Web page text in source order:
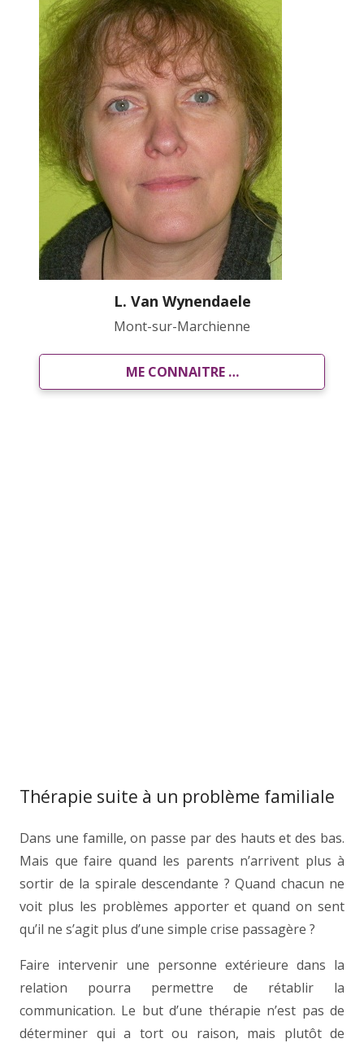
L. Van Wynendaele
Mont-sur-Marchienne
ME CONNAITRE …
Thérapie suite à un problème familiale
Dans une famille, on passe par des hauts et des bas.
Mais que faire quand les parents n’arrivent plus à
sortir de la spirale descendante ? Quand chacun ne
voit plus les problèmes apporter et quand on sent
qu’il ne s’agit plus d’une simple crise passagère ?
Faire intervenir une personne extérieure dans la
relation pourra permettre de rétablir la
communication. Le but d’une thérapie n’est pas de
déterminer qui a tort ou raison, mais plutôt de